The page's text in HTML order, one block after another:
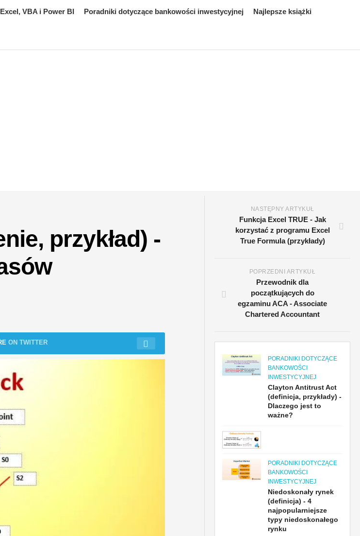
Excel, VBA i Power BI Poradniki dotyczące bankowości inwestycyjnej Najlepsze książki
przykład) -
ON TWITTER
NASTĘPNY ARTYKUŁ
Funkcja Excel TRUE - Jak
korzystać z programu Excel
True Formula (przykłady)
POPRZEDNI ARTYKUŁ
Przewodnik dla
początkujących do
egzaminu ACA - Associate
Chartered Accountant
PORADNIKI DOTYCZĄCE
BANKOWOŚCI
INWESTYCYJNEJ
Clayton Antitrust Act
(definicja, przykłady) -
Dlaczego jest to
ważne?
PORADNIKI DOTYCZĄCE
BANKOWOŚCI
INWESTYCYJNEJ
Niedoskonały rynek
(definicja) - 4
najpopularniejsze
typy niedoskonałego
rynku